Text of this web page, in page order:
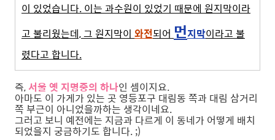
이 있었습니다. 이는 과수원이 있었기 때문에 원지막이라
고 불리웠는데, 그 원지막이 와전되어 먼지막이라고 불
렸다고 합니다.
즉,서울 옛 지명중의 하나인 셈이지요.
아마도 이 가게가 있는 곳 영등포구 대림동 쪽과 대림 삼거리
쪽 부근이 아니었을까하는 생각이네요.
그러고 보니 예전에는 지금과 다르게 이 동네가 어떻게 배치
되었을지 궁금하기도 합니다. ;)